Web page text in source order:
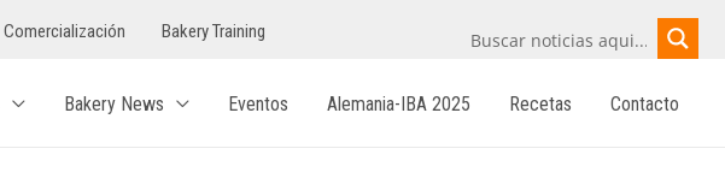
Comercialización Bakery Training
Bakery News Eventos Alemania-IBA 2025 Recetas Contacto